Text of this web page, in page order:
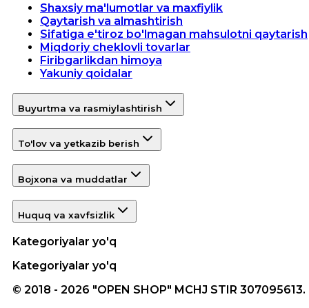
Shaxsiy ma'lumotlar va maxfiylik
Qaytarish va almashtirish
Sifatiga e'tiroz bo'lmagan mahsulotni qaytarish
Miqdoriy cheklovli tovarlar
Firibgarlikdan himoya
Yakuniy qoidalar
Buyurtma va rasmiylashtirish
To'lov va yetkazib berish
Bojxona va muddatlar
Huquq va xavfsizlik
Kategoriyalar yo'q
Kategoriyalar yo'q
© 2018 - 2026 "OPEN SHOP" MCHJ STIR 307095613.